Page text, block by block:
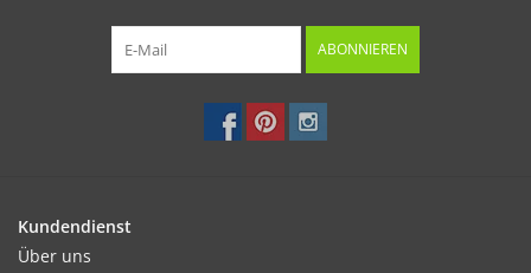
ABONNIEREN
Kundendienst
Über uns